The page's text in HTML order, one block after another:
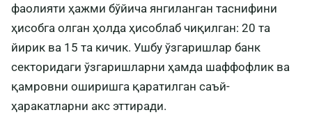
фаолияти ҳажми бўйича янгиланган таснифини
ҳисобга олган ҳолда ҳисоблаб чиқилган: 20 та
йирик ва 15 та кичик. Ушбу ўзгаришлар банк
секторидаги ўзгаришларни ҳамда шаффофлик ва
қамровни оширишга қаратилган саъй-
ҳаракатларни акс эттиради.